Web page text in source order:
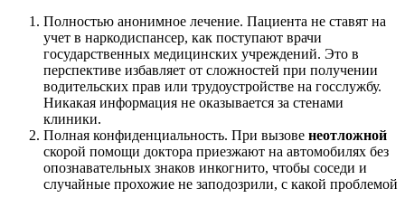
Полностью анонимное лечение. Пациента не ставят на
учет в наркодиспансер, как поступают врачи
государственных медицинских учреждений. Это в
перспективе избавляет от сложностей при получении
водительских прав или трудоустройстве на госслужбу.
Никакая информация не оказывается за стенами
клиники.
Полная конфиденциальность. При вызове неотложной
скорой помощи доктора приезжают на автомобилях без
опознавательных знаков инкогнито, чтобы соседи и
случайные прохожие не заподозрили, с какой проблемой